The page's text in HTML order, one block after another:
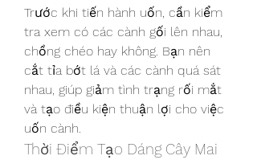
Trước khi tiến hành uốn, cần kiểm
tra xem có các cành gối lên nhau,
chồng chéo hay không. Bạn nên
cắt tỉa bớt lá và các cành quá sát
nhau, giúp giảm tình trạng rối mắt
và tạo điều kiện thuận lợi cho việc
uốn cành.
Thời Điểm Tạo Dáng Cây Mai